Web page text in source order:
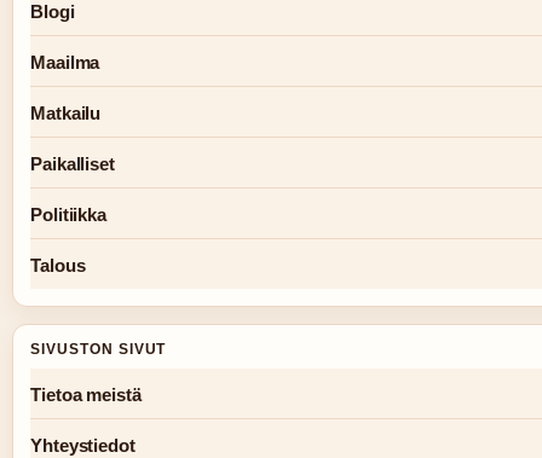
Blogi
Maailma
Matkailu
Paikalliset
Politiikka
Talous
SIVUSTON SIVUT
Tietoa meistä
Yhteystiedot